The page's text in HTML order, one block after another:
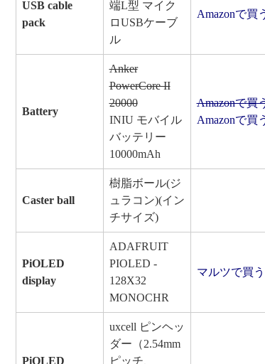
USB cable
pack
端L型 マイク
ロUSBケーブ
ル
Amazonで買
Battery
Anker
PowerCore II
20000
INIU モバイル
バッテリー
10000mAh
Amazonで買
Amazonで買
Caster ball
樹脂ボール(ジ
ュラコン)(イン
チサイズ)
PiOLED
display
ADAFRUIT
PIOLED -
128X32
MONOCHR
マルツで買う
PiOLED
uxcell ピンヘッ
ダー（2.54mm
ピッチ、